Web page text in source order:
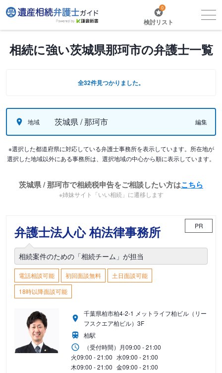
0
検討リスト
相続に強い茨城県那珂市の弁護士一覧
全32件見つかりました。
地域 茨城県 / 那珂市 編集
※選択した都道府県に対応している弁護士事務所を表示しています。所在地が
選択した地域以外にある事務所は、選択地域の中心から順に表示しています。
茨城県 / 那珂市で相続税申告をご相談したい方はこちら
※姉妹サイト「いい相続」に遷移します
弁護士法人心 柏法律事務所 PR
相続案件のための「相続チーム」が担当
電話相談可能 初回面談無料
土日面談可能
18時以降面談可能
千葉県柏市柏4-2-1 メットライフ柏ビル（リー
フスクエア柏ビル）3F
柏駅
（受付時間） 月09:00 - 21:00
火09:00 - 21:00 水09:00 - 21:00
木09:00 - 21:00 金09:00 - 21:00